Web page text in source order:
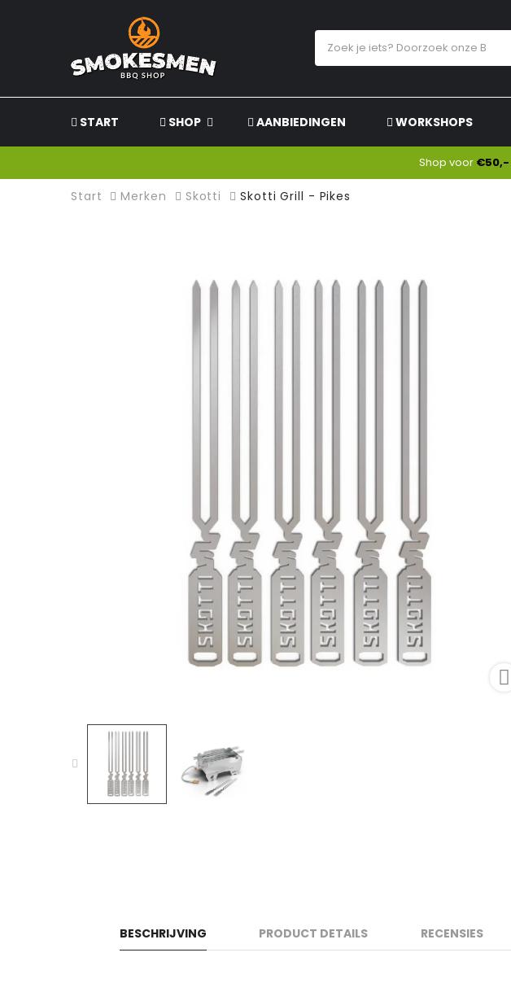
START SHOP AANBIEDINGEN WORKSHOPS
Shop voor €50,-
Start Merken Skotti Skotti Grill - Pikes

BESCHRIJVING PRODUCT DETAILS RECENSIES